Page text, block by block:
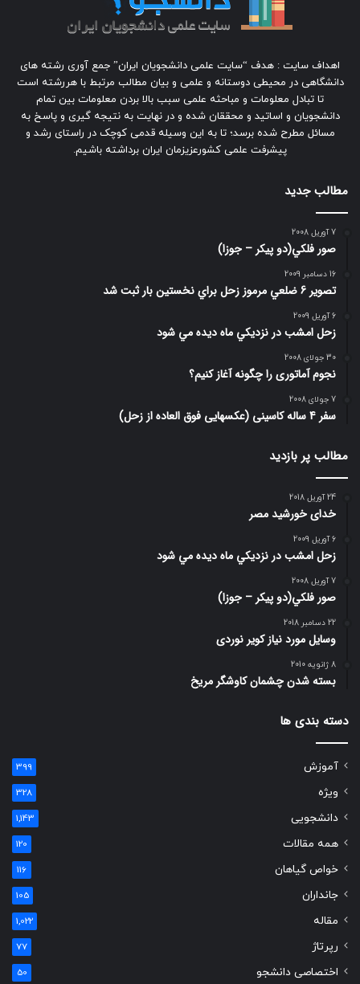
اهداف سایت : هدف “سایت علمی دانشجویان ایران” جمع آوری رشته های
دانشگاهی در محیطی دوستانه و علمی و بیان مطالب مرتبط با هررشته است
تا تبادل معلومات و مباحثه علمی سبب بالا بردن معلومات بین تمام
دانشجویان و اساتید و محققان شده و در نهایت به نتیجه گیری و پاسخ به
مسائل مطرح شده برسد؛ تا به این وسیله قدمی کوچک در راستای رشد و
پیشرفت علمی کشورعزیزمان ایران برداشته باشیم.
مطالب جدید
7 آوریل 2008
صور فلكي(دو پیکر – جوزا)
16 دسامبر 2009
تصوير 6 ضلعي مرموز زحل براي نخستين بار ثبت شد
6 آوریل 2009
زحل امشب در نزديكي ماه ديده مي شود
30 جولای 2008
نجوم آماتوری را چگونه آغاز کنیم؟
7 جولای 2008
سفر 4 ساله کاسینی (عکسهایی فوق العاده از زحل)
مطالب پر بازدید
24 آوریل 2018
خدای خورشید مصر
6 آوریل 2009
زحل امشب در نزديكي ماه ديده مي شود
7 آوریل 2008
صور فلكي(دو پیکر – جوزا)
22 دسامبر 2018
وسایل مورد نیاز کویر نوردی
8 ژانویه 2010
بسته شدن چشمان کاوشگر مريخ
دسته بندی ها
آموزش 399
ویژه 328
دانشجویی 1,143
همه مقالات 120
خواص گیاهان 116
جانداران 105
مقاله 1,022
رپرتاژ 77
اختصاصی دانشجو 50